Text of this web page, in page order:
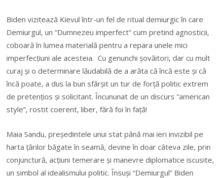
Biden vizitează Kievul într-un fel de ritual demiurgic în care
Demiurgul, un “Dumnezeu imperfect” cum pretind agnosticii,
coboară în lumea materială pentru a repara unele mici
imperfecţiuni ale acesteia. Cu genunchi şovăitori, dar cu mult
curaj şi o determinare lăudabilă de a arăta că încă este şi că
încă poate, a dus la bun sfârşit un tur de forţă politic extrem
de pretenţios şi solicitant. Încununat de un discurs “american
style”, rostit coerent, liber, fără foi în faţă!
Maia Sandu, preşedintele unui stat până mai ieri invizibil pe
harta ţărilor băgate în seamă, devine în doar câteva zile, prin
conjunctură, acţiuni temerare şi manevre diplomatice iscusite,
un simbol al idealismului politic. Însuşi “Demiurgul” Biden